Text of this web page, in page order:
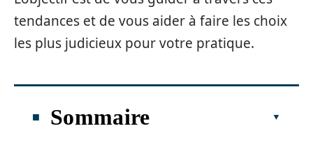
tendances et de vous aider à faire les choix
les plus judicieux pour votre pratique.
Sommaire